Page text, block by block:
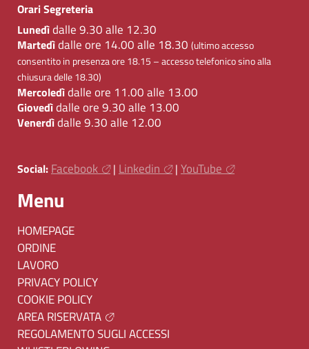
Orari Segreteria
Lunedìdalle 9.30 alle 12.30
Martedìdalle ore 14.00 alle 18.30 (ultimo accesso
consentito in presenza ore 18.15 – accesso telefonico sino alla
chiusura delle 18.30)
Mercoledìdalle ore 11.00 alle 13.00
Giovedìdalle ore 9.30 alle 13.00
Venerdìdalle 9.30 alle 12.00
Social: Facebook | Linkedin | YouTube
Menu
HOMEPAGE
ORDINE
LAVORO
PRIVACY POLICY
COOKIE POLICY
AREA RISERVATA
REGOLAMENTO SUGLI ACCESSI